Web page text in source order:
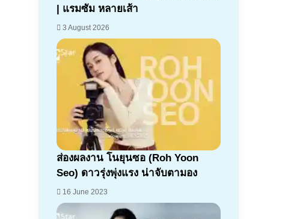
| แรมซัม หลายเส้า
3 August 2026
ส่องผลงาน โนยุนซอ (Roh Yoon
Seo) ดาวรุ่งพุ่งแรง น่าจับตามอง
16 June 2023